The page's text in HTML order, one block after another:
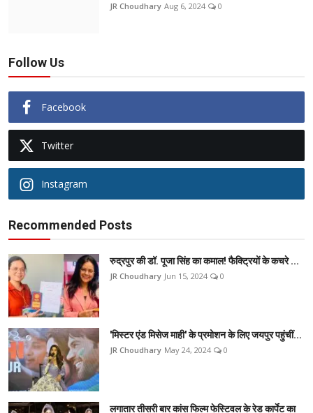
JR Choudhary Aug 6, 2024 0
Follow Us
Facebook
Twitter
Instagram
Recommended Posts
रुद्रपुर की डॉ. पूजा सिंह का कमाल! फैक्ट्रियों के कचरे ...
JR Choudhary Jun 15, 2024 0
'मिस्टर एंड मिसेज माही' के प्रमोशन के लिए जयपुर पहुंचीं...
JR Choudhary May 24, 2024 0
लगातार तीसरी बार कांस फिल्म फेस्टिवल के रेड कार्पेट का